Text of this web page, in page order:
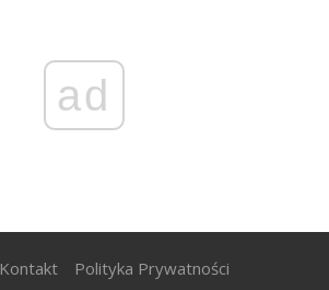
ad
Kontakt Polityka Prywatności